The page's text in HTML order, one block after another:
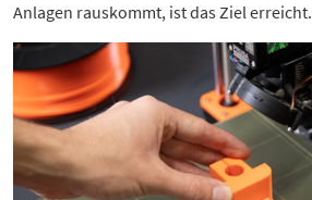
Anlagen rauskommt, ist das Ziel erreicht.